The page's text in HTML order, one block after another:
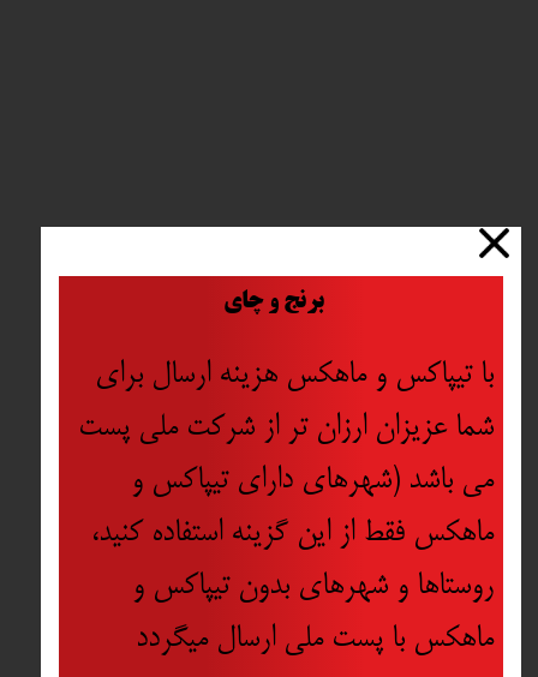
برنج و چای
با تیپاکس و ماهکس هزینه ارسال برای
شما عزیزان ارزان تر از شرکت ملی پست
می باشد (شهرهای دارای تیپاکس و
ماهکس فقط از این گزینه استفاده کنید،
روستاها و شهرهای بدون تیپاکس و
ماهکس با پست ملی ارسال میگردد